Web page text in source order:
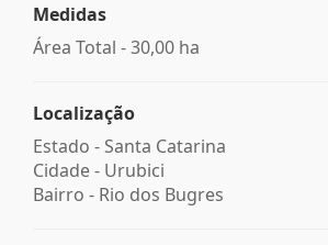
Medidas
Área Total - 30,00 ha
Localização
Estado - Santa Catarina
Cidade - Urubici
Bairro - Rio dos Bugres